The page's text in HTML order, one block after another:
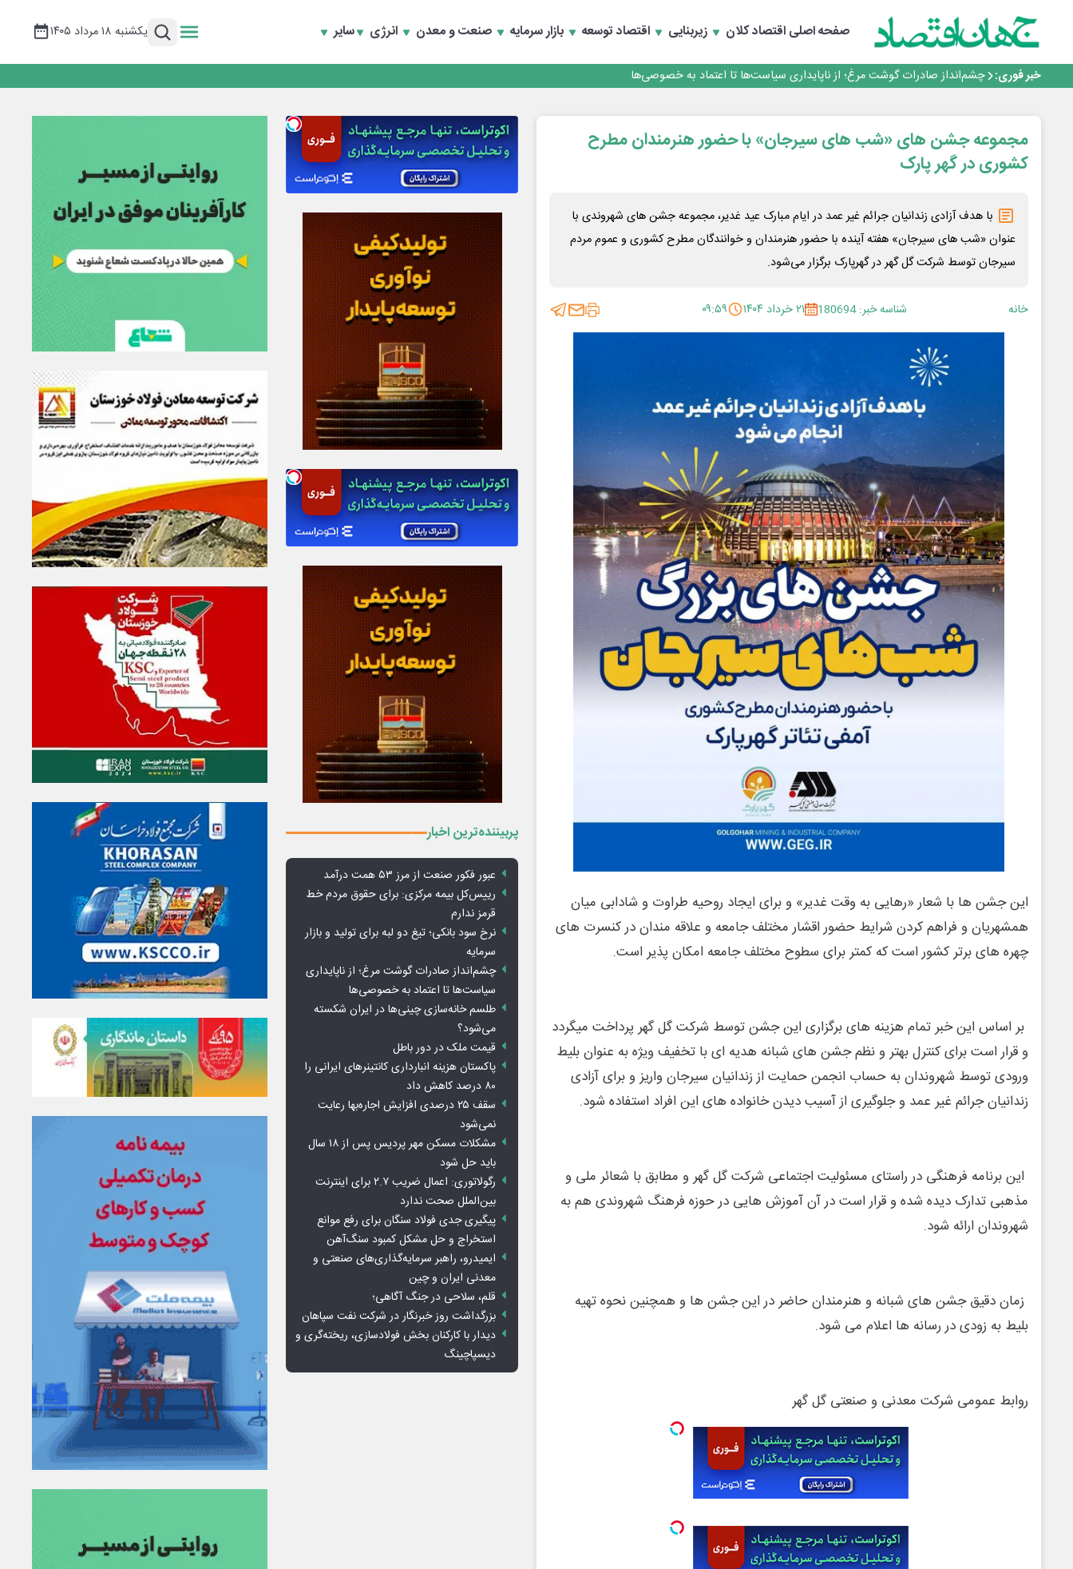
صفحه اصلیاقتصاد کلان زیربنایی اقتصاد توسعه بازار سرمایه صنعت و معدن انرژی سایر یکشنبه ۱۸ مرداد ۱۴۰۵
خبر فوری:
عبور فکور صنعت از مرز ۵۳ همت درآمد
رییس‌کل بیمه مرکزی: برای حقوق مردم خط قرمز ندارم
چشم‌انداز صادرات گوشت مرغ؛ از ناپایداری سیاست‌ها تا اعتماد به خصوصی‌ها
طلسم خانه‌سازی چینی‌ها در ایران شکسته می‌شود؟
عبور فکور صنعت از مرز ۵۳ همت درآمد
رییس‌کل بیمه مرکزی: برای حقوق مردم خط قرمز ندارم
مجموعه جشن های «شب های سیرجان» با حضور هنرمندان مطرح
کشوری در گهر پارک
با هدف آزادی زندانیان جرائم غیر عمد در ایام مبارک عید غدیر، مجموعه جشن های شهروندی با
عنوان «شب های سیرجان» هفته آینده با حضور هنرمندان و خوانندگان مطرح کشوری و عموم مردم
سیرجان توسط شرکت گل گهر در گهرپارک برگزار می‌شود.
خانه شناسه خبر: 180694 ۲۱ خرداد ۱۴۰۴ ۰۹:۵۹
این جشن ها با شعار «رهایی به وقت غدیر» و برای ایجاد روحیه طراوت و شادابی میان
همشهریان و فراهم کردن شرایط حضور اقشار مختلف جامعه و علاقه مندان در کنسرت های
چهره های برتر کشور است که کمتر برای سطوح مختلف جامعه امکان پذیر است.
بر اساس این خبر تمام هزینه های برگزاری این جشن توسط شرکت گل گهر پرداخت میگردد
و قرار است برای کنترل بهتر و نظم جشن های شبانه هدیه ای با تخفیف ویژه به عنوان بلیط
ورودی توسط شهروندان به حساب انجمن حمایت از زندانیان سیرجان واریز و برای آزادی
زندانیان جرائم غیر عمد و جلوگیری از آسیب دیدن خانواده های این افراد استفاده شود.
این برنامه فرهنگی در راستای مسئولیت اجتماعی شرکت گل گهر و مطابق با شعائر ملی و
مذهبی تدارک دیده شده و قرار است در آن آموزش هایی در حوزه فرهنگ شهروندی هم به
شهروندان ارائه شود.
زمان دقیق جشن های شبانه و هنرمندان حاضر در این جشن ها و همچنین نحوه تهیه
بلیط به زودی در رسانه ها اعلام می شود.
روابط عمومی شرکت معدنی و صنعتی گل گهر
پربیننده‌ترین اخبار
عبور فکور صنعت از مرز ۵۳ همت درآمد
رییس‌کل بیمه مرکزی: برای حقوق مردم خط
قرمز ندارم
نرخ سود بانکی؛ تیغ دو لبه برای تولید و بازار
سرمایه
چشم‌انداز صادرات گوشت مرغ؛ از ناپایداری
سیاست‌ها تا اعتماد به خصوصی‌ها
طلسم خانه‌سازی چینی‌ها در ایران شکسته
می‌شود؟
قیمت ملک در دور باطل
پاکستان هزینه انبارداری کانتینرهای ایرانی را
۸۰ درصد کاهش داد
سقف ۲۵ درصدی افزایش اجاره‌بها رعایت
نمی‌شود
مشکلات مسکن مهر پردیس پس از ۱۸ سال
باید حل شود
رگولاتوری: اعمال ضریب ۲.۷ برای اینترنت
بین‌الملل صحت ندارد
پیگیری جدی فولاد سنگان برای رفع موانع
استخراج و حل مشکل کمبود سنگ‌آهن
ایمیدرو، راهبر سرمایه‌گذاری‌های صنعتی و
معدنی ایران و چین
قلم، سلاحی در جنگ آگاهی؛
بزرگداشت روز خبرنگار در شرکت نفت سپاهان
دیدار با کارکنان بخش فولادسازی، ریخته‌گری و
دیسپاچینگ